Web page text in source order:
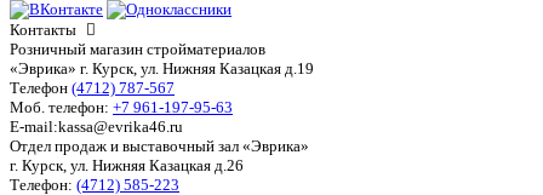
Контакты
Розничный магазин стройматериалов
«Эврика» г. Курск, ул. Нижняя Казацкая д.19
Телефон (4712) 787-567
Моб. телефон: +7 961-197-95-63
E-mail:kassa@evrika46.ru
Отдел продаж и выставочный зал «Эврика»
г. Курск, ул. Нижняя Казацкая д.26
Телефон: (4712) 585-223